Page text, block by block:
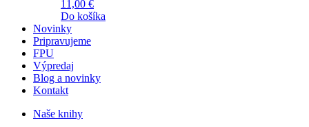
11,00 €
Do košíka
Novinky
Pripravujeme
FPU
Výpredaj
Blog a novinky
Kontakt
Naše knihy